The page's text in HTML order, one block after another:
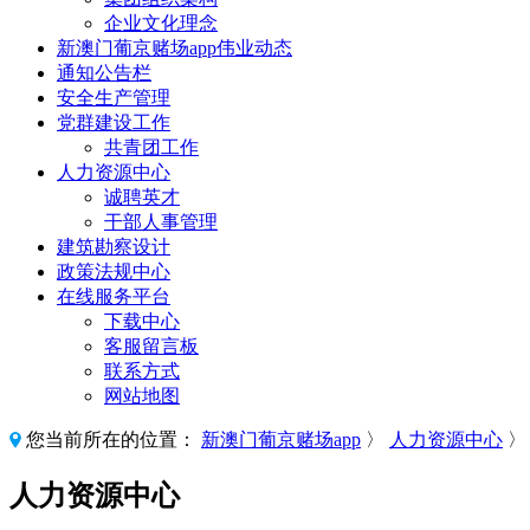
企业文化理念
新澳门葡京赌场app伟业动态
通知公告栏
安全生产管理
党群建设工作
共青团工作
人力资源中心
诚聘英才
干部人事管理
建筑勘察设计
政策法规中心
在线服务平台
下载中心
客服留言板
联系方式
网站地图
您当前所在的位置： 新澳门葡京赌场app 〉 人力资源中心 〉
人力资源中心